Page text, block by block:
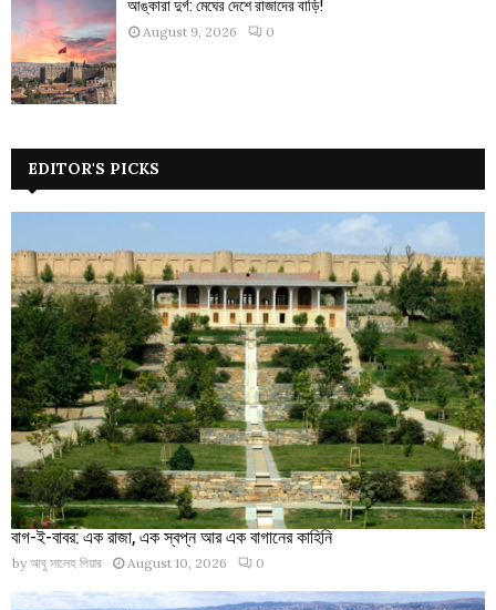
আঙ্কারা দুর্গ: মেঘের দেশে রাজাদের বাড়ি!
August 9, 2026 0
EDITOR'S PICKS
বাগ-ই-বাবর: এক রাজা, এক স্বপ্ন আর এক বাগানের কাহিনি
by আবু সালেহ পিয়ার August 10, 2026 0